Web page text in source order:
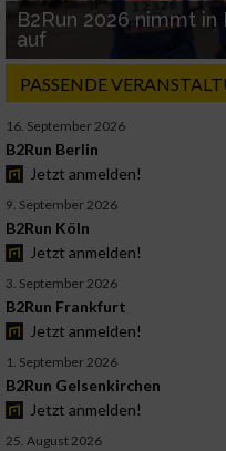
B2Run 2026 nimmt
auf
PASSENDE
16. September 2026
B2Run Berlin
Jetzt anmelden!
9. September 2026
B2Run Köln
Jetzt anmelden!
3. September 2026
B2Run Frankfurt
Jetzt anmelden!
1. September 2026
B2Run Gelsenkirchen
Jetzt anmelden!
25. August 2026